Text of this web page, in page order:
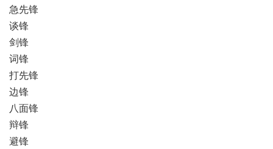
急先锋
谈锋
剑锋
词锋
打先锋
边锋
八面锋
辩锋
避锋